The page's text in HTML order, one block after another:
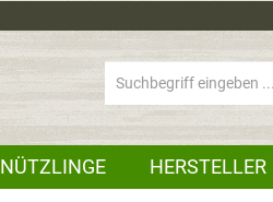
NÜTZLINGE HERSTELLER